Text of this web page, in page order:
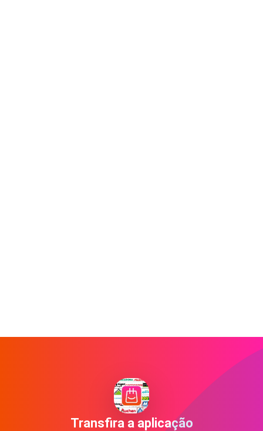
Transfira a aplicação